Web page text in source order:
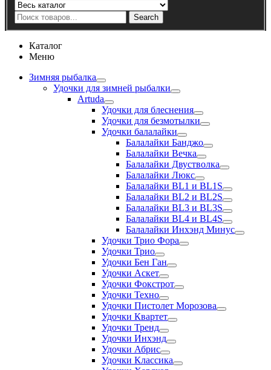
Search
Каталог
Меню
Зимняя рыбалка
Удочки для зимней рыбалки
Artuda
Удочки для блеснения
Удочки для безмотылки
Удочки балалайки
Балалайки Банджо
Балалайки Вечка
Балалайки Двустволка
Балалайки Люкс
Балалайки BL1 и BL1S
Балалайки BL2 и BL2S
Балалайки BL3 и BL3S
Балалайки BL4 и BL4S
Балалайки Инхэнд Минус
Удочки Трио Фора
Удочки Трио
Удочки Бен Ган
Удочки Аскет
Удочки Фокстрот
Удочки Техно
Удочки Пистолет Морозова
Удочки Квартет
Удочки Тренд
Удочки Инхэнд
Удочки Абрис
Удочки Классика